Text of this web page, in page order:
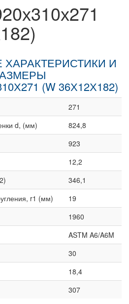
И
(W 36Х12Х182)
271
d, (мм)
824,8
923
12,2
346,1
r1 (мм)
19
1960
ASTM A6/A6M
30
18,4
307